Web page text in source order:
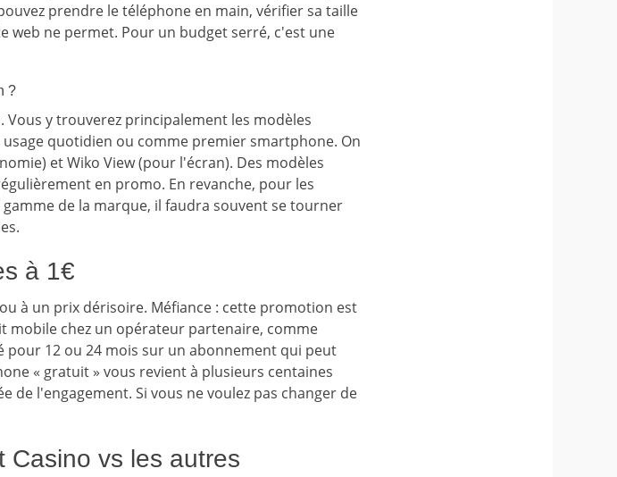
prendre le téléphone en main, vérifier sa taille
web ne permet. Pour un budget serré, c'est une
?
Vous y trouverez principalement les modèles
quotidien ou comme premier smartphone. On
et Wiko View (pour l'écran). Des modèles
en promo. En revanche, pour les
de la marque, il faudra souvent se tourner
à 1€
à un prix dérisoire. Méfiance : cette promotion est
chez un opérateur partenaire, comme
pour 12 ou 24 mois sur un abonnement qui peut
« gratuit » vous revient à plusieurs centaines
de l'engagement. Si vous ne voulez pas changer de
Casino vs les autres